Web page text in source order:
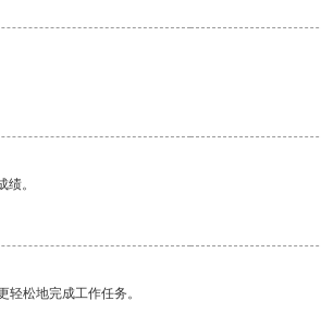
。
松地完成工作任务。